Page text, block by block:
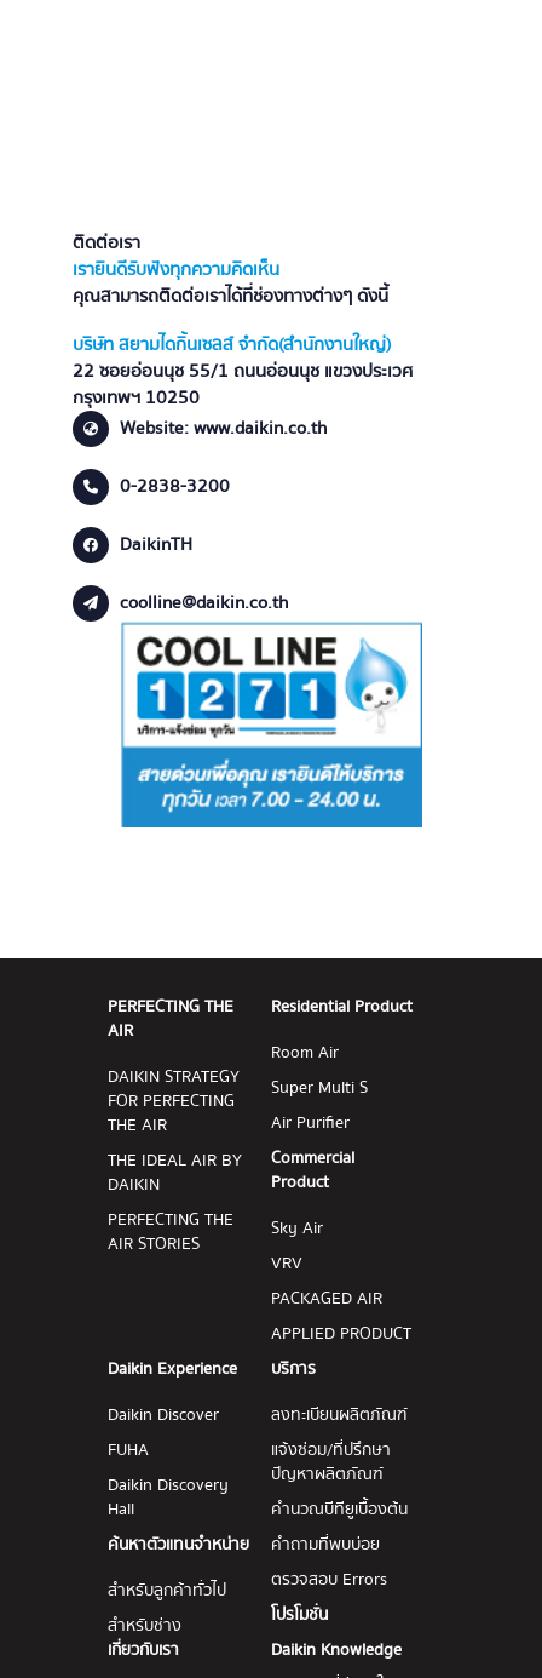
ติดต่อเรา
เรายินดีรับฟังทุกความคิดเห็น
คุณสามารถติดต่อเราได้ที่ช่องทางต่างๆ ดังนี้
บริษัท สยามไดกิ้นเซลส์ จำกัด (สำนักงานใหญ่)
22 ซอยอ่อนนุช 55/1 ถนนอ่อนนุช แขวงประเวศ
กรุงเทพฯ 10250
Website: www.daikin.co.th
0-2838-3200
DaikinTH
coolline@daikin.co.th
PERFECTING THE
AIR
DAIKIN STRATEGY
FOR PERFECTING
THE AIR
THE IDEAL AIR BY
DAIKIN
PERFECTING THE
AIR STORIES
Residential Product
Room Air
Super Multi S
Air Purifier
Commercial
Product
Sky Air
VRV
PACKAGED AIR
APPLIED PRODUCT
Daikin Experience
Daikin Discover
FUHA
Daikin Discovery
Hall
ค้นหาตัวแทนจำหน่าย
สำหรับลูกค้าทั่วไป
สำหรับช่าง
บริการ
ลงทะเบียนผลิตภัณฑ์
แจ้งซ่อม/ที่ปรึกษา
ปัญหาผลิตภัณฑ์
คำนวณบีทียูเบื้องต้น
คำถามที่พบบ่อย
ตรวจสอบ Errors
โปรโมชั่น
เกี่ยวกับเรา
Daikin Knowledge